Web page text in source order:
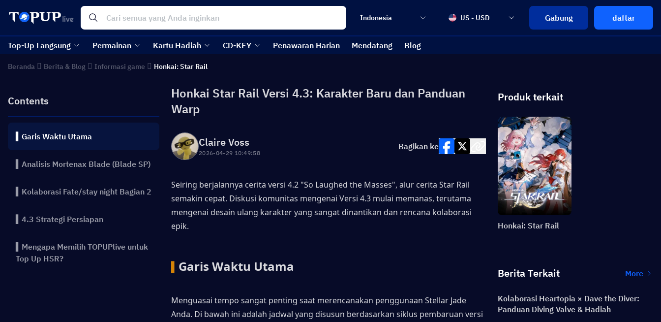
Indonesia US - USD Gabung daftar
Top-Up Langsung Permainan Kartu Hadiah CD-KEY Penawaran Harian Mendatang Blog
Beranda Berita & Blog Informasi game Honkai: Star Rail
Contents
▍Garis Waktu Utama
▍Analisis Mortenax Blade (Blade SP)
▍Kolaborasi Fate/stay night Bagian 2
▍4.3 Strategi Persiapan
▍Mengapa Memilih TOPUPlive untuk
Top Up HSR?
Honkai Star Rail Versi 4.3: Karakter Baru dan Panduan
Warp
Claire Voss
2026-04-29 10:49:58
Bagikan ke
Seiring berjalannya cerita versi 4.2 "So Laughed the Masses", alur cerita Star Rail
semakin cepat. Diskusi komunitas mengenai Versi 4.3 mulai memanas, terutama
mengenai desain ulang karakter yang sangat dinantikan dan rencana kolaborasi
epik.
Garis Waktu Utama
Menguasai tempo sangat penting saat merencanakan penggunaan Stellar Jade
Anda. Di bawah ini adalah jadwal yang disusun berdasarkan siklus pembaruan versi
Produk terkait
Honkai: Star Rail
Berita Terkait More
Kolaborasi Heartopia × Dave the Diver:
Panduan Diving Valve & Hadiah